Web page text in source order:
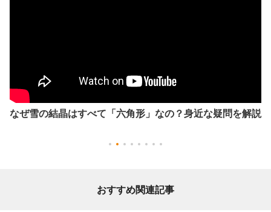
なぜ雪の結晶はすべて「六角形」なの？身近な疑問を解説
おすすめ関連記事